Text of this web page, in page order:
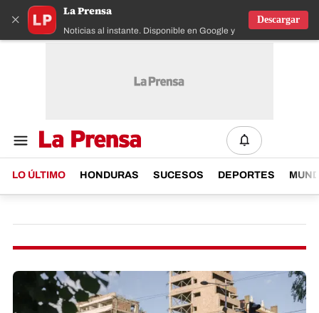
×
La Prensa
Noticias al instante. Disponible en Google y IOS
Descargar
LO ÚLTIMO HONDURAS SUCESOS DEPORTES